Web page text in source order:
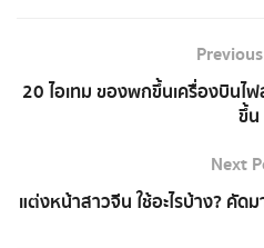
20 ไอเทม ของพกขึ้นเครื่องบินไ
ขึ้น
Next
แต่งหน้าสาวจีน ใช้อะไรบ้าง? คั